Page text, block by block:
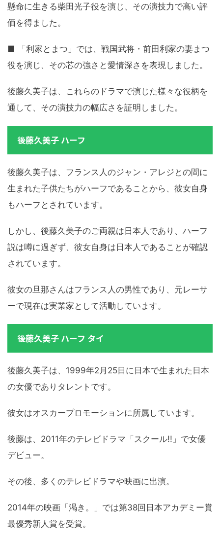
懸命に生きる柴田光子役を演じ、その演技力で高い評
価を得ました。
■ 「利家とまつ」では、戦国武将・前田利家の妻まつ
役を演じ、その芯の強さと愛情深さを表現しました。
後藤久美子は、これらのドラマで演じた様々な役柄を
通して、その演技力の幅広さを証明しました。
後藤久美子 ハーフ
後藤久美子は、フランス人のジャン・アレジとの間に
生まれた子供たちがハーフであることから、彼女自身
もハーフとされています。
しかし、後藤久美子のご両親は日本人であり、ハーフ
説は噂に過ぎず、彼女自身は日本人であることが確認
されています。
彼女の旦那さんはフランス人の男性であり、元レーサ
ーで現在は実業家として活動しています。
後藤久美子 ハーフ タイ
後藤久美子は、1999年2月25日に日本で生まれた日本
の女優でありタレントです。
彼女はオスカープロモーションに所属しています。
後藤は、2011年のテレビドラマ「スクール!!」で女優
デビュー。
その後、多くのテレビドラマや映画に出演。
2014年の映画「渇き。」では第38回日本アカデミー賞
最優秀新人賞を受賞。